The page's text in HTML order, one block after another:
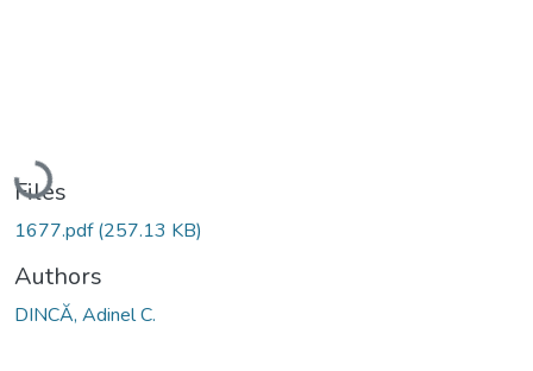
Loading...
Files
1677.pdf(257.13 KB)
Authors
DINCĂ, Adinel C.